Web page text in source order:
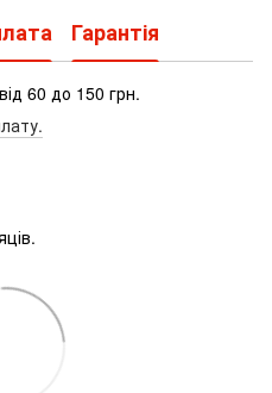
Гарантія
60 до 150 грн.